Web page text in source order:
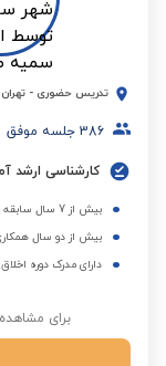
تدریس حضوری - تهران
386 جلسه موفق
بیش از 7 سال سابقه تدریس در آموزشگاه های تهران
بیش از دو سال
دارای مدرک دوره
برای